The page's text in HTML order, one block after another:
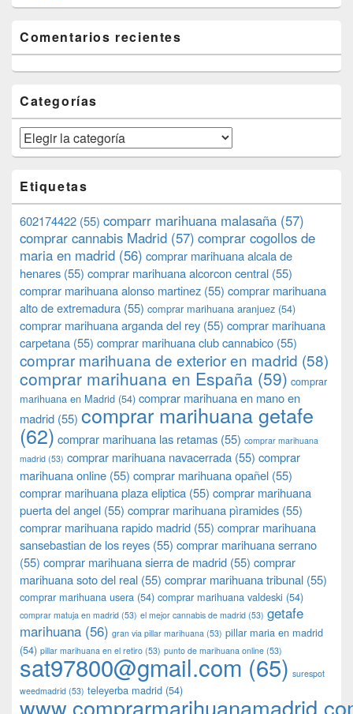
Comentarios recientes
Categorías
Categorías
Etiquetas
602174422 (55) comparr marihuana malasaña (57)
comprar cannabis Madrid (57) comprar cogollos de
maria en madrid (56) comprar marihuana alcala de
henares (55) comprar marihuana alcorcon central (55)
comprar marihuana alonso martinez (55) comprar marihuana
alto de extremadura (55) comprar marihuana aranjuez (54)
comprar marihuana arganda del rey (55) comprar marihuana
carpetana (55) comprar marihuana club cannabico (55)
comprar marihuana de exterior en madrid (58)
comprar marihuana en España (59) comprar
marihuana en Madrid (54) comprar marihuana en mano en
madrid (55) comprar marihuana getafe
(62) comprar marihuana las retamas (55) comprar marihuana
madrid (53) comprar marihuana navacerrada (55) comprar
marihuana online (55) comprar marihuana opañel (55)
comprar marihuana plaza eliptica (55) comprar marihuana
puerta del angel (55) comprar marihuana pìramides (55)
comprar marihuana rapido madrid (55) comprar marihuana
sansebastian de los reyes (55) comprar marihuana serrano
(55) comprar marihuana sierra de madrid (55) comprar
marihuana soto del real (55) comprar marihuana tribunal (55)
comprar marihuana usera (54) comprar marihuana valdeski (54)
comprar matuja en madrid (53) el mejor cannabis de madrid (53) getafe
marihuana (56) gran via pillar marihuana (53) pillar maria en madrid
(54) pillar marihuana en el retiro (53) punto de marihuana online (53)
sat97800@gmail.com (65) surespot
weedmadrid (53) teleyerba madrid (54)